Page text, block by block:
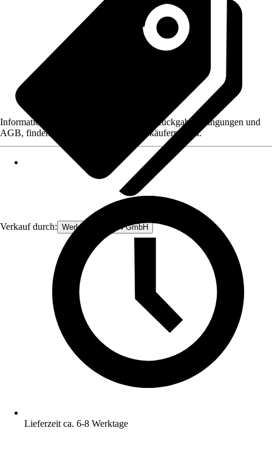
Verkauf durch: Werkzeugstore24 GmbH
Informationen des Verkäufers, wie z. B. Rückgabebedingungen und
AGB, finden Sie bei Klick auf den Verkäufernamen.
Lieferzeit ca. 6-8 Werktage